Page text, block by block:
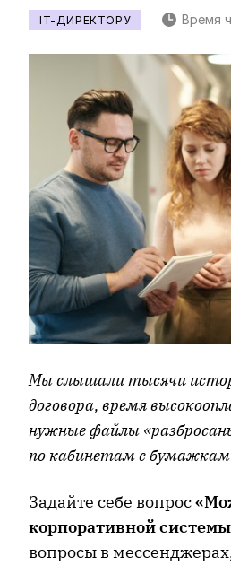
IT-ДИРЕКТОРУ Время
Мы слышали тысячи
договора, время
нужные файлы
по кабинетам с
Задайте себе вопрос
корпоративной
вопросы в